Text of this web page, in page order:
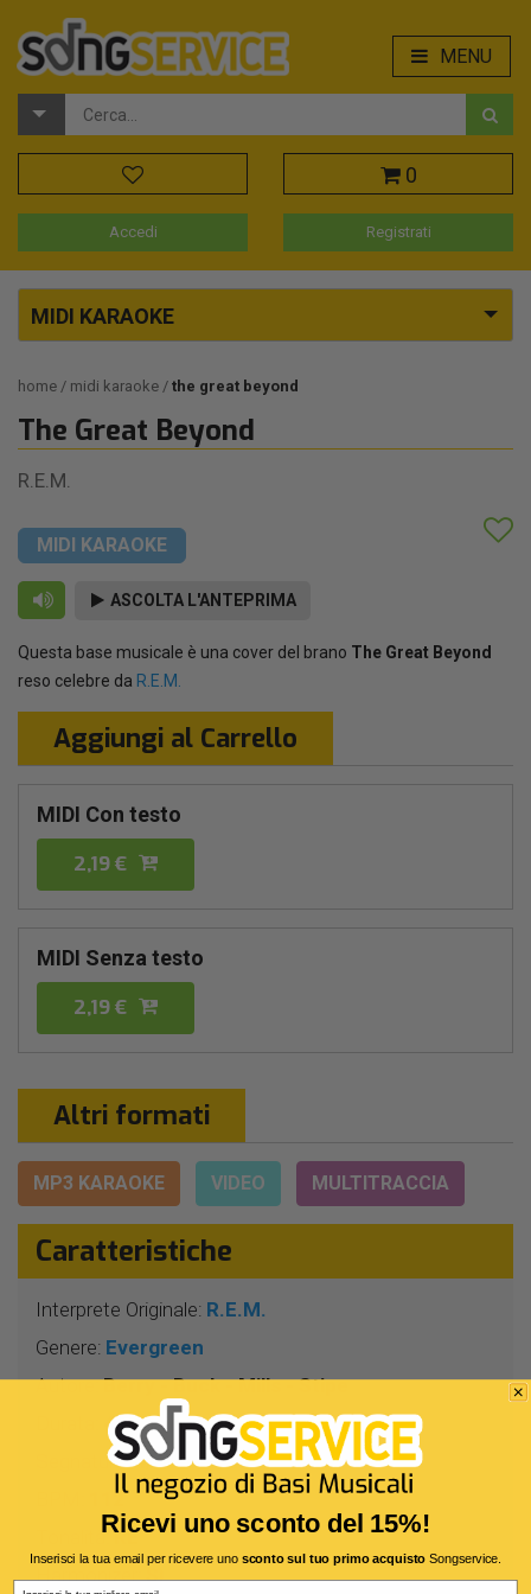
MENU
0
Accedi Registrati
MIDI KARAOKE
home midi karaoke the great beyond
The Great Beyond
R.E.M.
MIDI KARAOKE
ASCOLTA L'ANTEPRIMA
Questa base musicale è una cover del brano The Great Beyond
reso celebre da R.E.M.
Aggiungi al Carrello
MIDI Con testo
2,19 €
MIDI Senza testo
2,19 €
Altri formati
MP3 KARAOKE VIDEO MULTITRACCIA
Caratteristiche
Interprete Originale: R.E.M.
Genere: Evergreen
Autore:Berry - Buck - Mills - Stipe
4 Min 6 Sec
Segnatura:4/4
112
Tonalità: RE
Harmonizer:Sì
Ricevi uno sconto del 15%!
Inserisci la tua email per ricevere uno sconto sul tuo primo acquistoSongservice.